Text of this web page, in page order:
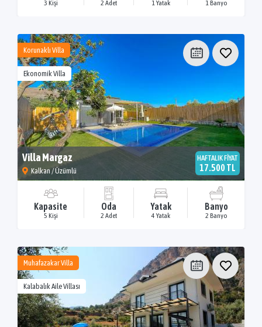
3 Kişi 2 Adet 1 Yatak 1 Banyo
Korunaklı Villa
Ekonomik Villa
Villa Margaz
Kalkan / Üzümlü
HAFTALIK FİYAT
17.500 TL
Kapasite
5 Kişi
Oda
2 Adet
Yatak
4 Yatak
Banyo
2 Banyo
Muhafazakar Villa
Kalabalık Aile Villası